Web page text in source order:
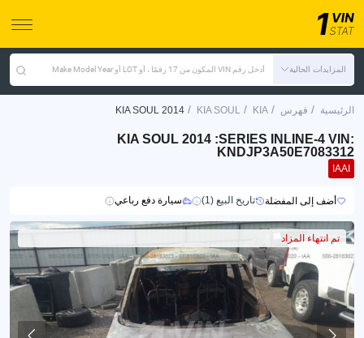
المزايدات الحالية أدخل رقم VIN المكون من 17 رقمًا ، أو LOT أو Make Model Year
الرئيسية / فهرس /
KIA
/
KIA SOUL
/
KIA SOUL 2014
KIA SOUL 2014 :SERIES INLINE-4 VIN:
KNDJP3A50E7083312
IAAI
أضف إلى المفضلة تاريخ البيع (1) سيارة دفع رباعي
تم انتهاء المزاد